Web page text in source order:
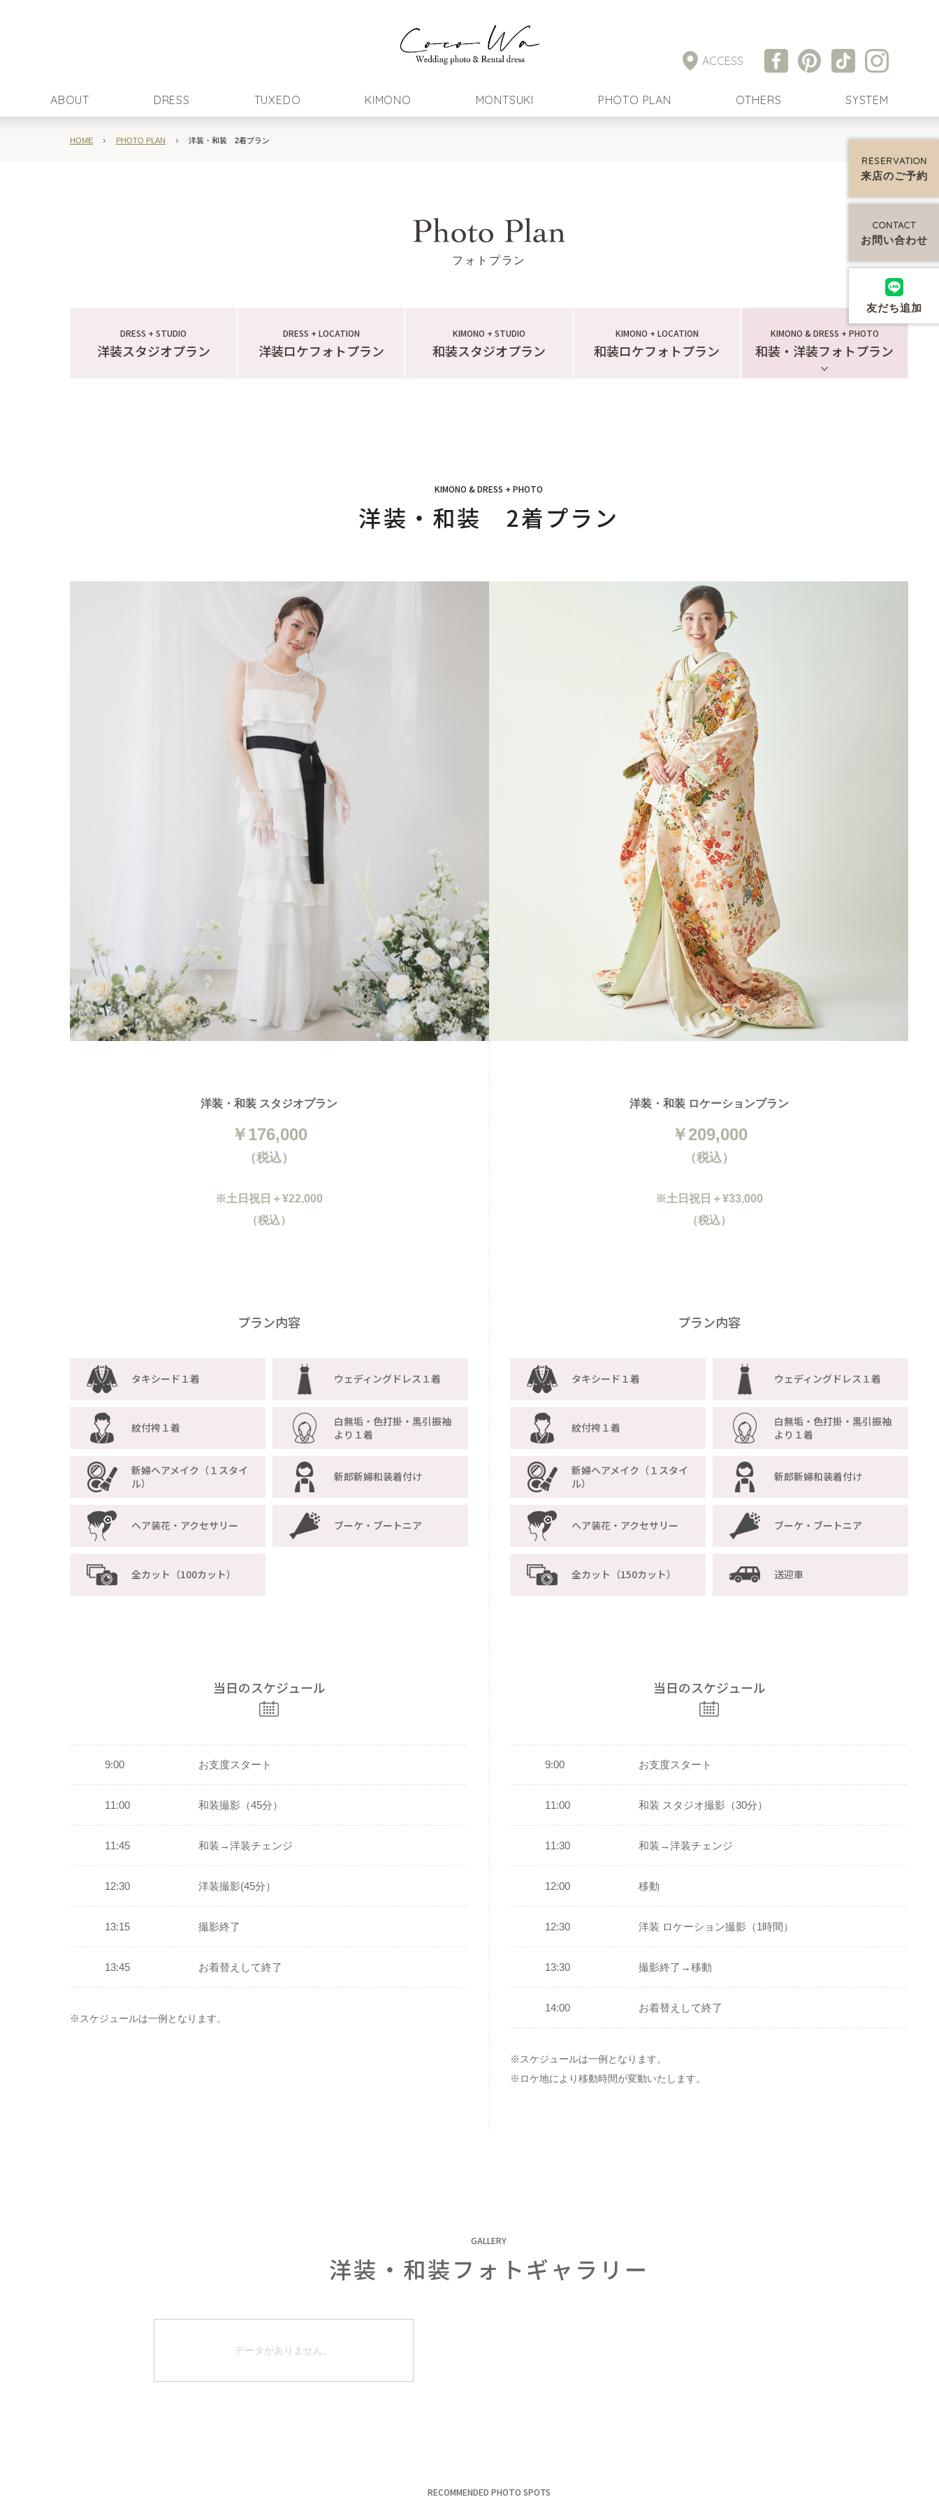
ACCESS
ABOUT DRESS TUXEDO KIMONO MONTSUKI PHOTO PLAN OTHERS SYSTEM
RESERVATION
来店のご予約
CONTACT
お問い合わせ
友だち追加
HOME PHOTO PLAN 洋装・和装 2着プラン
フォトプラン
DRESS + STUDIO
洋装スタジオプラン
DRESS + LOCATION
洋装ロケフォトプラン
KIMONO + STUDIO
和装スタジオプラン
KIMONO + LOCATION
和装ロケフォトプラン
KIMONO & DRESS + PHOTO
和装・洋装フォトプラン
KIMONO & DRESS + PHOTO
洋装・和装 2着プラン
洋装・和装 スタジオプラン
￥176,000
（税込）
※土日祝日＋¥22,000
（税込）
プラン内容
タキシード１着 ウェディングドレス１着
紋付袴１着
白無垢・色打掛・黒引振袖
より１着
新婦ヘアメイク（１スタイ
ル）
新郎新婦和装着付け
ヘア装花・アクセサリー ブーケ・ブートニア
全カット（100カット）
当日のスケジュール
9:00 お支度スタート
11:00 和装撮影（45分）
11:45 和装→洋装チェンジ
12:30 洋装撮影(45分）
13:15 撮影終了
13:45 お着替えして終了
※スケジュールは一例となります。
洋装・和装 ロケーションプラン
￥209,000
（税込）
※土日祝日＋¥33,000
（税込）
プラン内容
タキシード１着 ウェディングドレス１着
紋付袴１着
白無垢・色打掛・黒引振袖
より１着
新婦ヘアメイク（１スタイ
ル）
新郎新婦和装着付け
ヘア装花・アクセサリー ブーケ・ブートニア
全カット（150カット） 送迎車
当日のスケジュール
9:00 お支度スタート
11:00 和装 スタジオ撮影（30分）
11:30 和装→洋装チェンジ
12:00 移動
12:30 洋装 ロケーション撮影（1時間）
13:30 撮影終了→移動
14:00 お着替えして終了
※スケジュールは一例となります。
※ロケ地により移動時間が変動いたします。
GALLERY
洋装・和装フォトギャラリー
データがありません。
RECOMMENDED PHOTO SPOTS